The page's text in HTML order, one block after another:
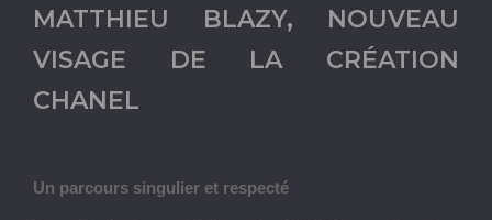
MATTHIEU BLAZY, NOUVEAU
VISAGE DE LA CRÉATION
CHANEL
Un parcours singulier et respecté